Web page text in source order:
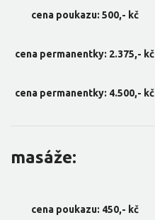
cena poukazu: 500,- kč
cena permanentky: 2.375,- kč
cena permanentky: 4.500,- kč
masáže:
cena poukazu: 450,- kč